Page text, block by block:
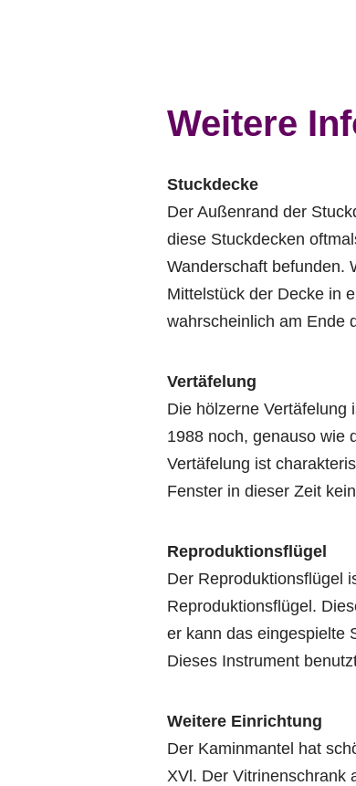
Weitere
Stuckdecke
Der Außenrand der
diese Stuckdecken
Wanderschaft befunden.
Mittelstück der Decke in
wahrscheinlich am Ende
Vertäfelung
Die hölzerne Vertäfelung
1988 noch, genauso wie
Vertäfelung ist
Fenster in dieser Zeit
Reproduktionsflügel
Der Reproduktionsflügel
Reproduktionsflügel.
er kann das eingespielte
Dieses Instrument
Weitere Einrichtung
Der Kaminmantel hat
XVl. Der Vitrinenschrank